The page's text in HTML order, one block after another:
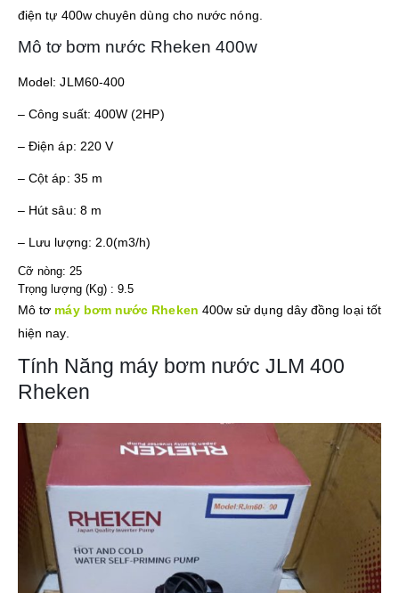
điện tự 400w chuyên dùng cho nước nóng.
Mô tơ bơm nước Rheken 400w
Model: JLM60-400
– Công suất: 400W (2HP)
– Điện áp: 220 V
– Cột áp: 35 m
– Hút sâu: 8 m
– Lưu lượng: 2.0(m3/h)
Cỡ nòng: 25
Trọng lượng (Kg) : 9.5
Mô tơ máy bơm nước Rheken 400w sử dụng dây đồng loại tốt
hiện nay.
Tính Năng máy bơm nước JLM 400
Rheken